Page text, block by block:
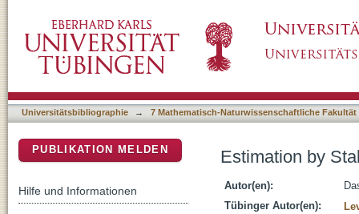
Universitätsbibliographie → 7 Mathematisch-Naturwissenschaftliche Fakultät
Estimation by
Autor(en):
Tübinger Autor(en):
PUBLIKATION MELDEN
Hilfe und Informationen